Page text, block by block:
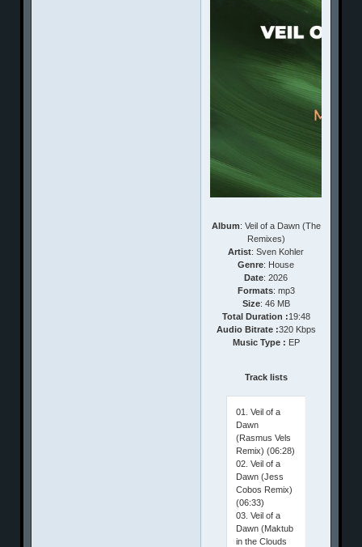
Album: Veil of a Dawn (The
Remixes)
Artist: Sven Kohler
Genre: House
Date: 2026
Formats: mp3
Size: 46 MB
Total Duration :19:48
Audio Bitrate :320 Kbps
Music Type : EP
Track lists
01. Veil of a
Dawn
(Rasmus Vels
Remix) (06:28)
02. Veil of a
Dawn (Jess
Cobos Remix)
(06:33)
03. Veil of a
Dawn (Maktub
in the Clouds